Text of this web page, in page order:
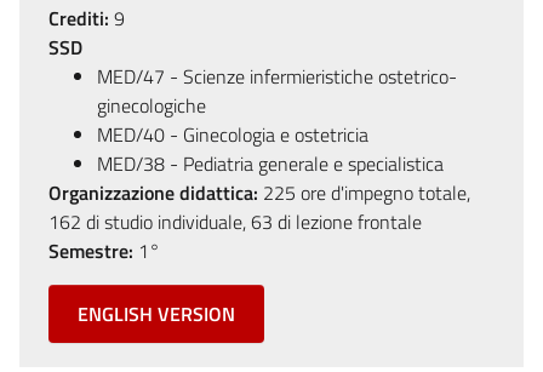
Crediti: 9
SSD
MED/47 - Scienze infermieristiche ostetrico-
ginecologiche
MED/40 - Ginecologia e ostetricia
MED/38 - Pediatria generale e specialistica
Organizzazione didattica: 225 ore d'impegno totale,
162 di studio individuale, 63 di lezione frontale
Semestre: 1°
ENGLISH VERSION